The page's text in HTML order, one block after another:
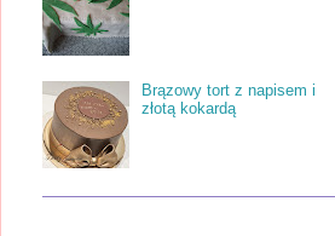
Brązowy tort z napisem i
złotą kokardą